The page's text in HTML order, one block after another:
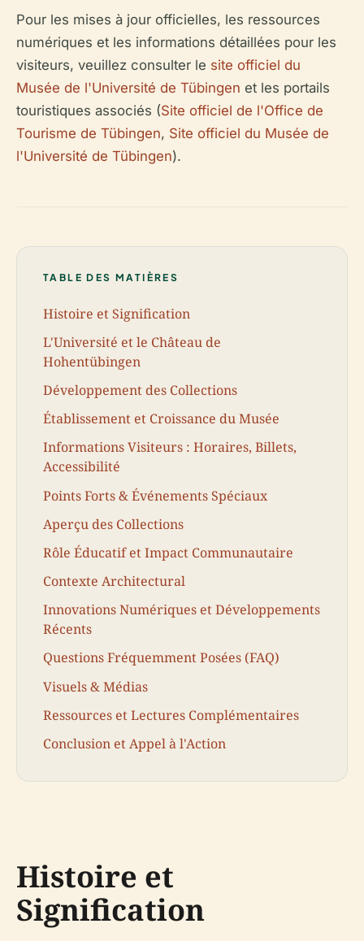
Pour les mises à jour officielles, les ressources
numériques et les informations détaillées pour les
visiteurs, veuillez consulter le site officiel du
Musée de l'Université de Tübingen et les portails
touristiques associés (Site officiel de l'Office de
Tourisme de Tübingen, Site officiel du Musée de
l'Université de Tübingen).
TABLE DES MATIÈRES
Histoire et Signification
L'Université et le Château de
Hohentübingen
Développement des Collections
Établissement et Croissance du Musée
Informations Visiteurs : Horaires, Billets,
Accessibilité
Points Forts & Événements Spéciaux
Aperçu des Collections
Rôle Éducatif et Impact Communautaire
Contexte Architectural
Innovations Numériques et Développements
Récents
Questions Fréquemment Posées (FAQ)
Visuels & Médias
Ressources et Lectures Complémentaires
Conclusion et Appel à l'Action
Histoire et
Signification